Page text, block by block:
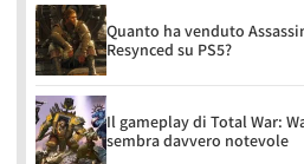
Quanto ha venduto
Resynced su PS5?
Il gameplay di Total War:
sembra davvero notevole